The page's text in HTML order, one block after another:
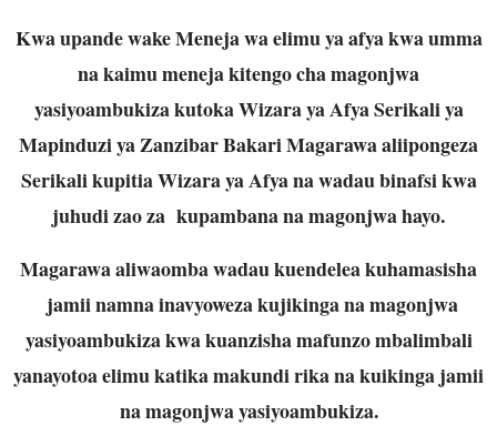
Kwa upande wake Meneja wa elimu ya afya kwa umma
na kaimu meneja kitengo cha magonjwa
yasiyoambukiza kutoka Wizara ya Afya Serikali ya
Mapinduzi ya Zanzibar Bakari Magarawa aliipongeza
Serikali kupitia Wizara ya Afya na wadau binafsi kwa
juhudi zao za kupambana na magonjwa hayo.
Magarawa aliwaomba wadau kuendelea kuhamasisha
jamii namna inavyoweza kujikinga na magonjwa
yasiyoambukiza kwa kuanzisha mafunzo mbalimbali
yanayotoa elimu katika makundi rika na kuikinga jamii
na magonjwa yasiyoambukiza.